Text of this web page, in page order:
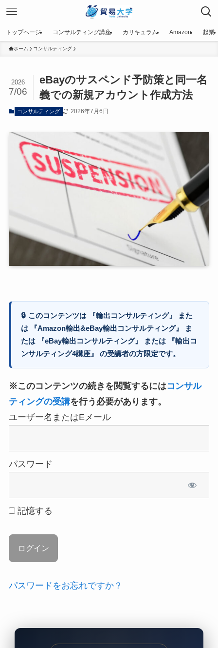
トップページ コンサルティング講座 カリキュラム Amazon 起業
ホーム コンサルティング
eBayのサスペンド予防策と同一名
義での新規アカウント作成方法
2026
7/06
コンサルティング 2026年7月6日
🔒 このコンテンツは 『輸出コンサルティング』 また
は 『Amazon輸出&eBay輸出コンサルティング』 ま
たは 『eBay輸出コンサルティング』 または 『輸出コ
ンサルティング4講座』 の受講者の方限定です。
※このコンテンツの続きを閲覧するにはコンサル
ティングの受講を行う必要があります。
ユーザー名またはEメール
パスワード
記憶する
パスワードをお忘れですか？